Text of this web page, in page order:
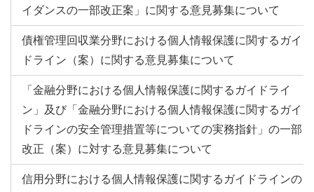
イダンスの一部改正案」に関する意見募集について
債権管理回収業分野における個人情報保護に関するガイ
ドライン（案）に関する意見募集について
「金融分野における個人情報保護に関するガイドライ
ン」及び「金融分野における個人情報保護に関するガイ
ドラインの安全管理措置等についての実務指針」の一部
改正（案）に対する意見募集について
信用分野における個人情報保護に関するガイドラインの